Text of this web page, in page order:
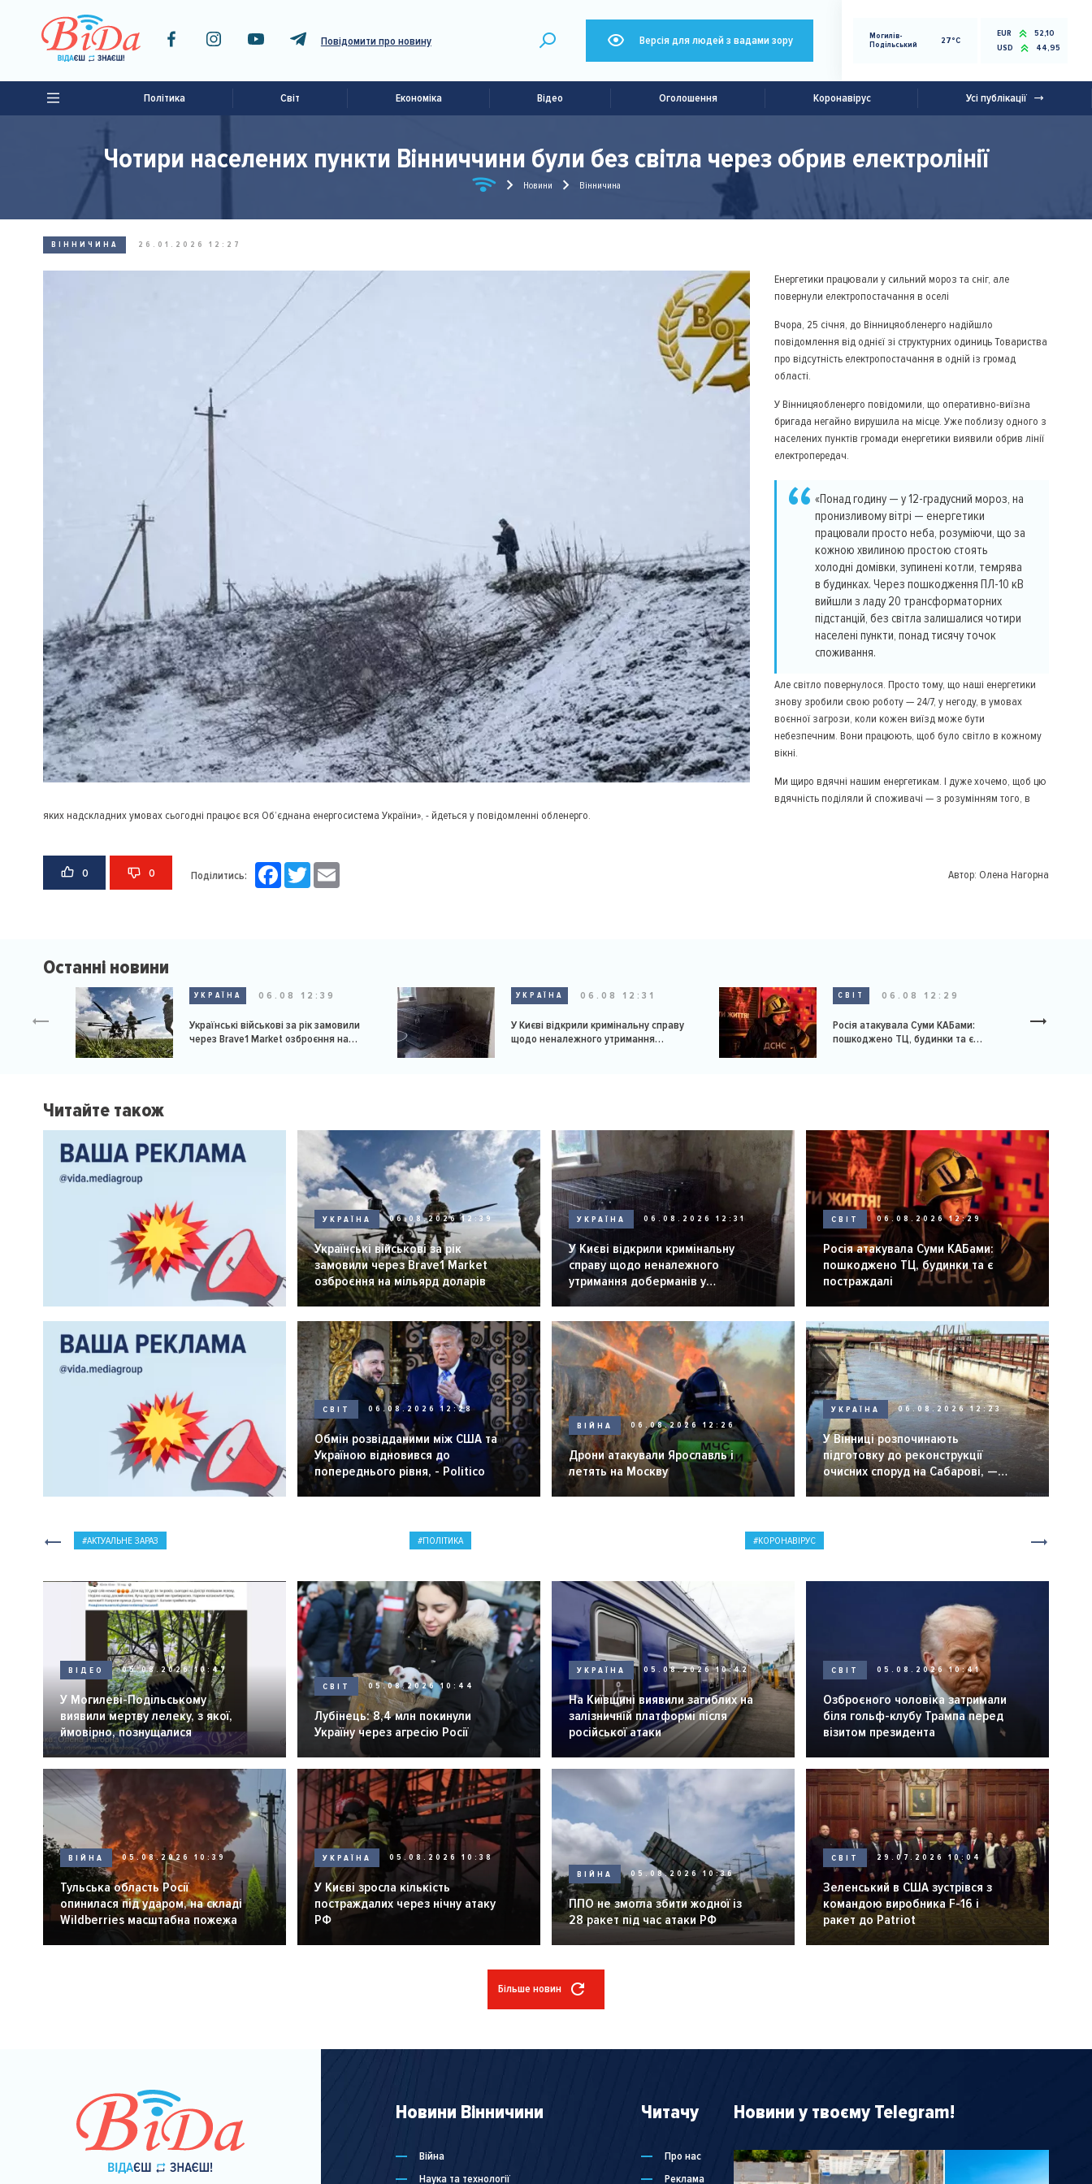
Повідомити про новину Версія для людей з вадами зору
Могилів-
Подільський
27°C
EUR
52,10
USD
44,95
Політика Світ Економіка Відео Оголошення Коронавірус Усі публікації
Чотири населених пункти Вінниччини були без світла через обрив електролінії
Новини Вінничина
ВІННИЧИНА 26.01.2026 12:27
Енергетики працювали у сильний мороз та сніг, але
повернули електропостачання в оселі
Вчора, 25 січня, до Вінницяобленерго надійшло
повідомлення від однієї зі структурних одиниць Товариства
про відсутність електропостачання в одній із громад
області.
У Вінницяобленерго повідомили, що оперативно-виїзна
бригада негайно вирушила на місце. Уже поблизу одного з
населених пунктів громади енергетики виявили обрив лінії
електропередач.
«Понад годину — у 12-градусний мороз, на
пронизливому вітрі — енергетики
працювали просто неба, розуміючи, що за
кожною хвилиною простою стоять
холодні домівки, зупинені котли, темрява
в будинках. Через пошкодження ПЛ-10 кВ
вийшли з ладу 20 трансформаторних
підстанцій, без світла залишалися чотири
населені пункти, понад тисячу точок
споживання.
Але світло повернулося. Просто тому, що наші енергетики
знову зробили свою роботу — 24/7, у негоду, в умовах
воєнної загрози, коли кожен виїзд може бути
небезпечним. Вони працюють, щоб було світло в кожному
вікні.
Ми щиро вдячні нашим енергетикам. І дуже хочемо, щоб цю
вдячність поділяли й споживачі — з розумінням того, в
яких надскладних умовах сьогодні працює вся Об’єднана енергосистема України», - йдеться у повідомленні обленерго.
0 0 Поділитись: FacebookTwitter Автор: Олена Нагорна
Останні новини
УКРАЇНА 06.08 12:39
Українські військові за рік замовили
через Brave1 Market озброєння на
УКРАЇНА 06.08 12:31
У Києві відкрили кримінальну справу
щодо неналежного утримання
СВІТ 06.08 12:29
Росія атакувала Суми КАБами:
пошкоджено ТЦ, будинки та є
Читайте також
УКРАЇНА 06.08.2026 12:39
Українські військові за рік
замовили через Brave1 Market
озброєння на мільярд доларів
УКРАЇНА 06.08.2026 12:31
У Києві відкрили кримінальну
справу щодо неналежного
утримання доберманів у
розпліднику
СВІТ 06.08.2026 12:29
Росія атакувала Суми КАБами:
пошкоджено ТЦ, будинки та є
постраждалі
СВІТ 06.08.2026 12:28
Обмін розвідданими між США та
Україною відновився до
попереднього рівня, - Politico
ВІЙНА 06.08.2026 12:26
Дрони атакували Ярославль і
летять на Москву
УКРАЇНА 06.08.2026 12:23
У Вінниці розпочинають
підготовку до реконструкції
очисних споруд на Сабарові, —
мер Вінниці.
АКТУАЛЬНЕ ЗАРАЗ ПОЛІТИКА КОРОНАВІРУС
ВІДЕО 05.08.2026 10:47
У Могилеві-Подільському
виявили мертву лелеку, з якої,
ймовірно, познущалися
СВІТ 05.08.2026 10:44
Лубінець: 8,4 млн покинули
Україну через агресію Росії
УКРАЇНА 05.08.2026 10:42
На Київщині виявили загиблих на
залізничній платформі після
російської атаки
СВІТ 05.08.2026 10:41
Озброєного чоловіка затримали
біля гольф-клубу Трампа перед
візитом президента
ВІЙНА 05.08.2026 10:39
Тульська область Росії
опинилася під ударом, на складі
Wildberries масштабна пожежа
УКРАЇНА 05.08.2026 10:38
У Києві зросла кількість
постраждалих через нічну атаку
РФ
ВІЙНА 05.08.2026 10:36
ППО не змогла збити жодної із
28 ракет під час атаки РФ
СВІТ 29.07.2026 10:04
Зеленський в США зустрівся з
командою виробника F-16 і
ракет до Patriot
Більше новин
Новини Вінничини
Війна
Наука та технології
Читачу
Про нас
Реклама
Новини у твоєму Telegram!